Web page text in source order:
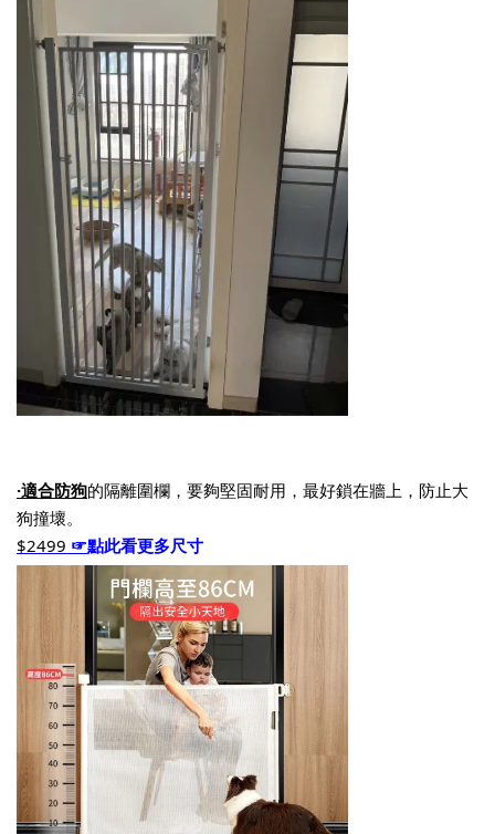
·適合防狗的隔離圍欄，要夠堅固耐用，最好鎖在牆上，防止大
狗撞壞。
$2499 ☞點此看更多尺寸